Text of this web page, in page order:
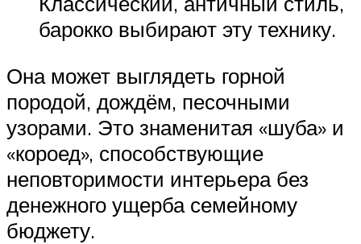
барокко выбирают эту технику.
Она может выглядеть горной
породой, дождём, песочными
узорами. Это знаменитая «шуба» и
«короед», способствующие
неповторимости интерьера без
денежного ущерба семейному
бюджету.